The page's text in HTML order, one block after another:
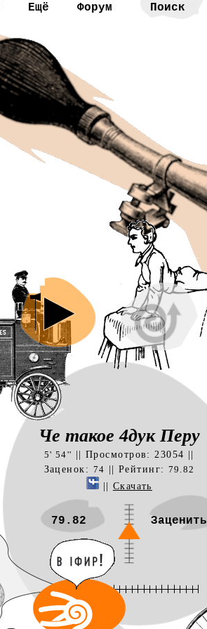
Ещё Форум
Че такое 4дук Перу
5' 54'' || Просмотров: 23054 ||
Заценок: 74 || Рейтинг: 79.82
|| Скачать
79.82 Заценить